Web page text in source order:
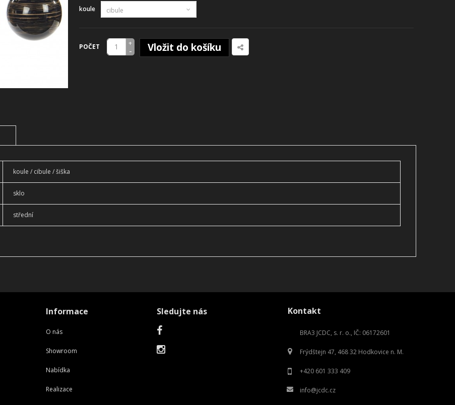
koule cibule
POČET +
- Vložit do košíku
koule / cibule / šiška
sklo
střední
Informace
O nás
Showroom
Nabídka
Realizace
Sledujte nás Kontakt
BRA3 JCDC, s. r. o., IČ: 06172601
Frýdštejn 47, 468 32 Hodkovice n. M.
+420 601 333 409
info@jcdc.cz